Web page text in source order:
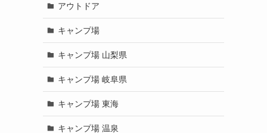
アウトドア
キャンプ場
キャンプ場 山梨県
キャンプ場 岐阜県
キャンプ場 東海
キャンプ場 温泉